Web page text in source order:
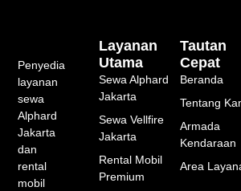
Penyedia
layanan
sewa
Alphard
Jakarta
dan
rental
mobil
Tautan
Cepat
Beranda
Tentang
Armada
Kendaraan
Area
Layanan
Utama
Sewa Alphard
Jakarta
Sewa Vellfire
Jakarta
Rental Mobil
Premium